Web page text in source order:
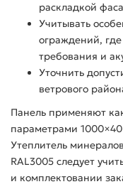
раскладкой
Учитывать
ограждений,
требования и
Уточнить
ветрового
Панель применяют
параметрами
Утеплитель
RAL3005 следует
и комплектовании